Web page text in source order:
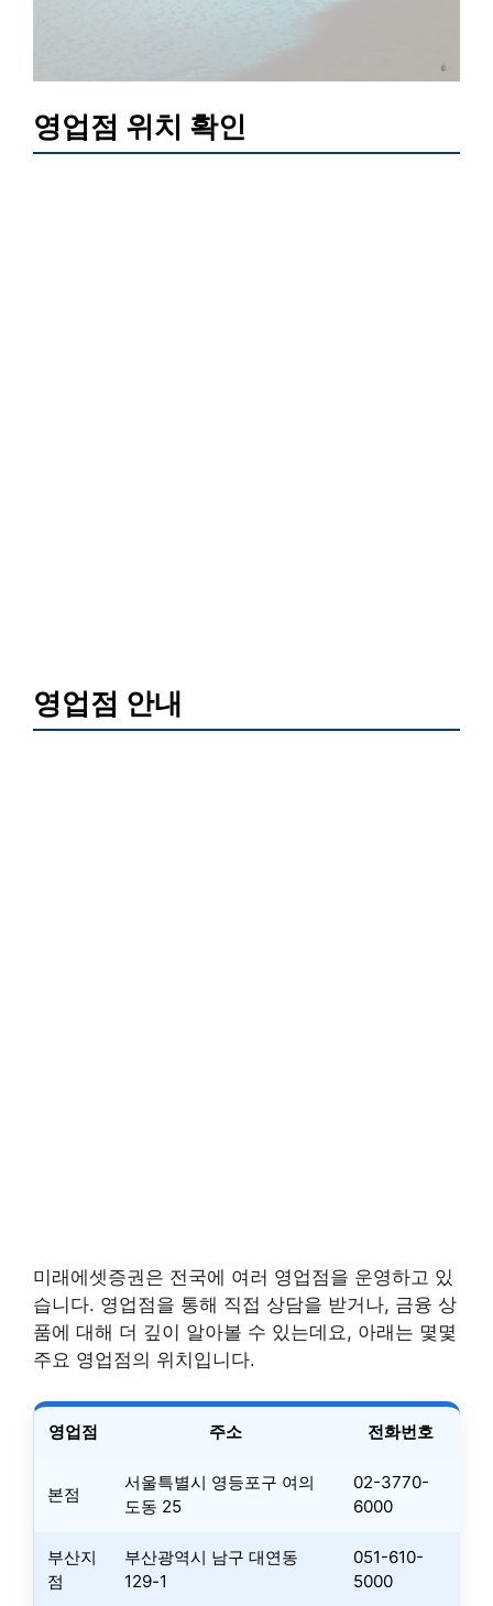
영업점 위치 확인
영업점 안내
미래에셋증권은 전국에 여러 영업점을 운영하고 있
습니다. 영업점을 통해 직접 상담을 받거나, 금융 상
품에 대해 더 깊이 알아볼 수 있는데요, 아래는 몇몇
주요 영업점의 위치입니다.
영업점 주소 전화번호
본점
서울특별시 영등포구 여의
도동 25
02-3770-
6000
부산지
점
부산광역시 남구 대연동
129-1
051-610-
5000